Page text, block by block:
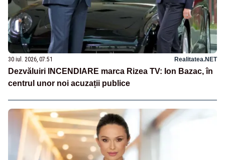
30 iul. 2026, 07:51 Realitatea.NET
Dezvăluiri INCENDIARE marca Rizea TV: Ion Bazac, în
centrul unor noi acuzații publice